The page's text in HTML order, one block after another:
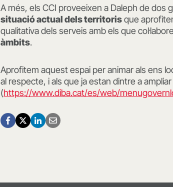
A més, els CCI proveeixen a Daleph de dos
situació actual dels territorisque
qualitativa dels serveis amb els que
àmbits.
Aprofitem aquest espai per animar als ens
al respecte, i als que ja estan dintre a
(https://www.diba.cat/es/web/